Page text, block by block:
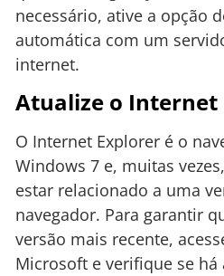
necessário, ative a opção
automática com um
internet.
Atualize o Internet
O Internet Explorer é o
Windows 7 e, muitas
estar relacionado a uma
navegador. Para garantir
versão mais recente,
Microsoft e verifique se há